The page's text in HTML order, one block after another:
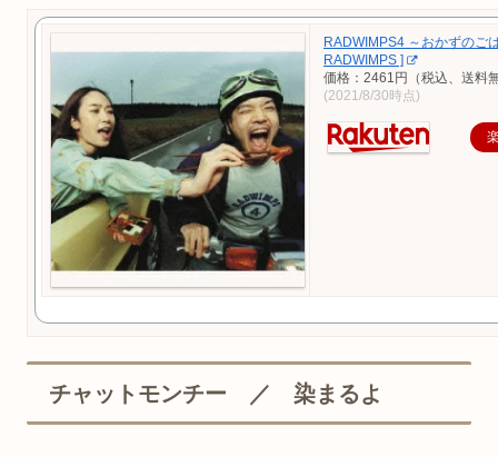
RADWIMPS4 ～おかずのご
RADWIMPS ]
価格：2461円（税込、送料
(2021/8/30時点)
チャットモンチー ／ 染まるよ